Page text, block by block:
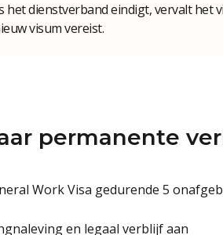
het dienstverband eindigt, vervalt het
visum vereist.
permanente
Work Visa gedurende 5
en legaal verblijf aan